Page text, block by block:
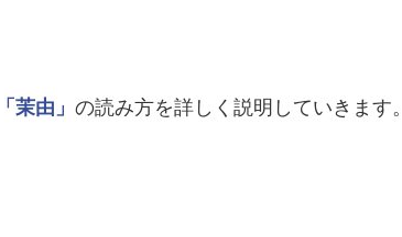
「茉由」 の読み方を詳しく説明していきます。